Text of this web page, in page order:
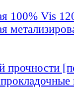
100% Vis
прочности